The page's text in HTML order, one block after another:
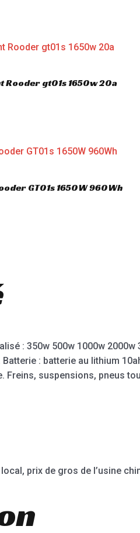
gt01s 1650w 20a
GT01s 1650W 960Wh
: 350w 500w 1000w
: batterie au lithium
Freins, suspensions, pneus
prix de gros de l’usine